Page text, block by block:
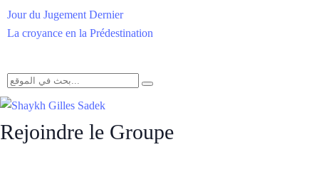
Jour du Jugement Dernier
La croyance en la Prédestination
Rejoindre le Groupe